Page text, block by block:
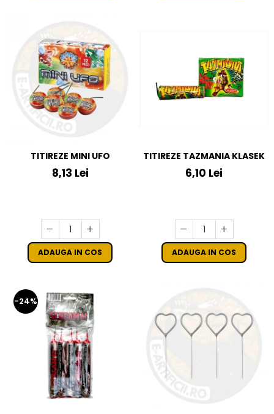
TITIREZE MINI UFO
8,13 Lei
ADAUGA IN COS
TITIREZE TAZMANIA KLASEK
6,10 Lei
ADAUGA IN COS
-24%